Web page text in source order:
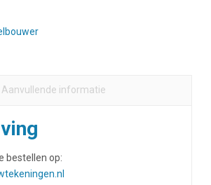
Aanvullende informatie
bestellen op: